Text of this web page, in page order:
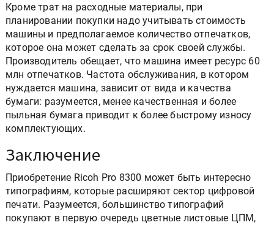
Кроме трат на расходные материалы, при
планировании покупки надо учитывать стоимость
машины и предполагаемое количество отпечатков,
которое она может сделать за срок своей службы.
Производитель обещает, что машина имеет ресурс 60
млн отпечатков. Частота обслуживания, в котором
нуждается машина, зависит от вида и качества
бумаги: разумеется, менее качественная и более
пыльная бумага приводит к более быстрому износу
комплектующих.
Заключение
Приобретение Ricoh Pro 8300 может быть интересно
типографиям, которые расширяют сектор цифровой
печати. Разумеется, большинство типографий
покупают в первую очередь цветные листовые ЦПМ,